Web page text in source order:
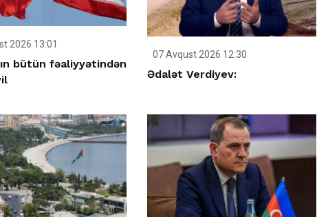
2026 13:01
bütün fəaliyyətindən
07 Avqust 2026 12:30
Ədalət Verdiyev: